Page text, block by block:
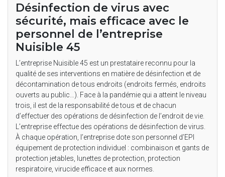
Désinfection de virus avec
sécurité, mais efficace avec le
personnel de l’entreprise
Nuisible 45
L’entreprise Nuisible 45 est un prestataire reconnu pour la
qualité de ses interventions en matière de désinfection et de
décontamination de tous endroits (endroits fermés, endroits
ouverts au public…). Face à la pandémie qui a atteint le niveau
trois, il est de la responsabilité de tous et de chacun
d’effectuer des opérations de désinfection de l’endroit de vie.
L’entreprise effectue des opérations de désinfection de virus.
À chaque opération, l’entreprise dote son personnel d’EPI
équipement de protection individuel : combinaison et gants de
protection jetables, lunettes de protection, protection
respiratoire, virucide efficace et aux normes.